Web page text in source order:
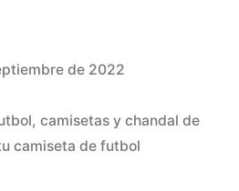
de 2022
, camisetas y chandal de
camiseta de futbol